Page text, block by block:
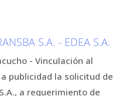
S.A. - EDEA S.A.
- Vinculación al
publicidad la solicitud de
a requerimiento de